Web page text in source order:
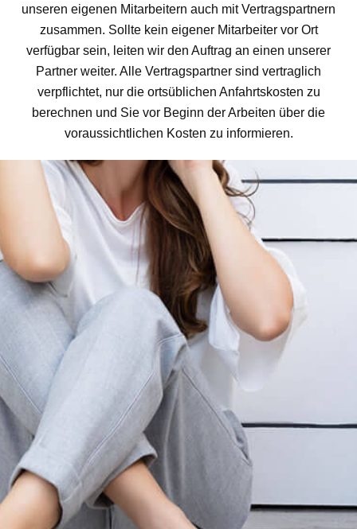
unseren eigenen Mitarbeitern auch mit Vertragspartnern
zusammen. Sollte kein eigener Mitarbeiter vor Ort
verfügbar sein, leiten wir den Auftrag an einen unserer
Partner weiter. Alle Vertragspartner sind vertraglich
verpflichtet, nur die ortsüblichen Anfahrtskosten zu
berechnen und Sie vor Beginn der Arbeiten über die
voraussichtlichen Kosten zu informieren.